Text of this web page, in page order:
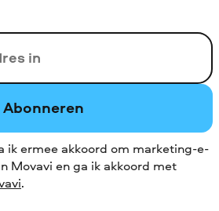
Abonneren
ik ermee akkoord om marketing-e-
Movavi en ga ik akkoord met
.